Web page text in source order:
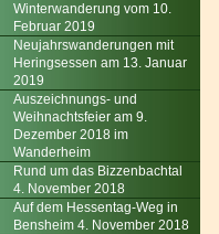
Winterwanderung vom 10.
Februar 2019
Neujahrswanderungen mit
Heringsessen am 13. Januar
2019
Auszeichnungs- und
Weihnachtsfeier am 9.
Dezember 2018 im
Wanderheim
Rund um das Bizzenbachtal
4. November 2018
Auf dem Hessentag-Weg in
Bensheim 4. November 2018